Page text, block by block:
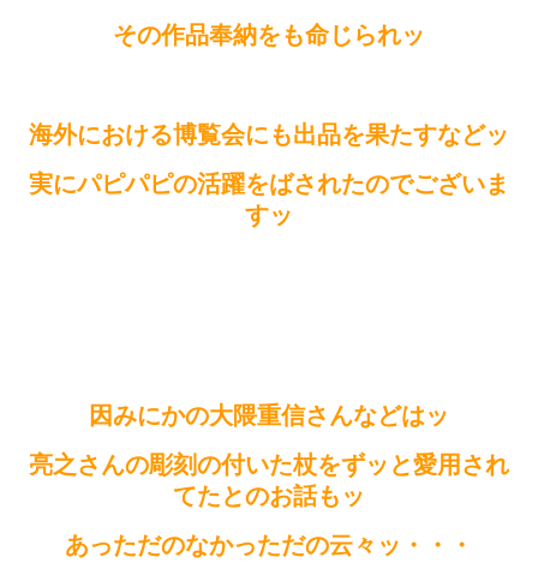
その作品奉納をも命じられッ
海外における博覧会にも出品を果たすなどッ
実にパピパピの活躍をばされたのでございま
すッ
因みにかの大隈重信さんなどはッ
亮之さんの彫刻の付いた杖をずッと愛用され
てたとのお話もッ
あっただのなかっただの云々ッ・・・